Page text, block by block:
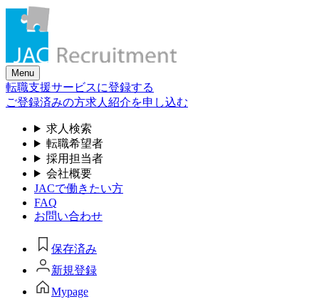
Skip
content
Menu
転職支援サービスに登録する
ご登録済みの方求人紹介を申し込む
求人検索
転職希望者
採用担当者
会社概要
JACで働きたい方
FAQ
お問い合わせ
保存済み
新規登録
Mypage